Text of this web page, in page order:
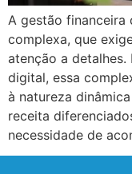
A gestão financeira
complexa, que
atenção a
digital, essa
à natureza
receita
necessidade de